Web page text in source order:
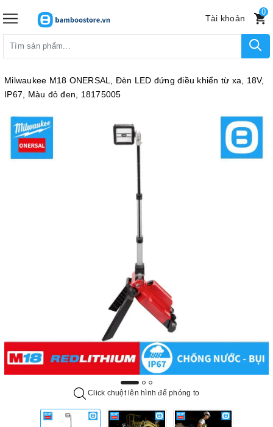
Tài khoản
0
Milwaukee M18 ONERSAL, Đèn LED đứng điều khiển từ xa, 18V,
IP67, Màu đỏ đen, 18175005
Click chuột lên hình để phóng to